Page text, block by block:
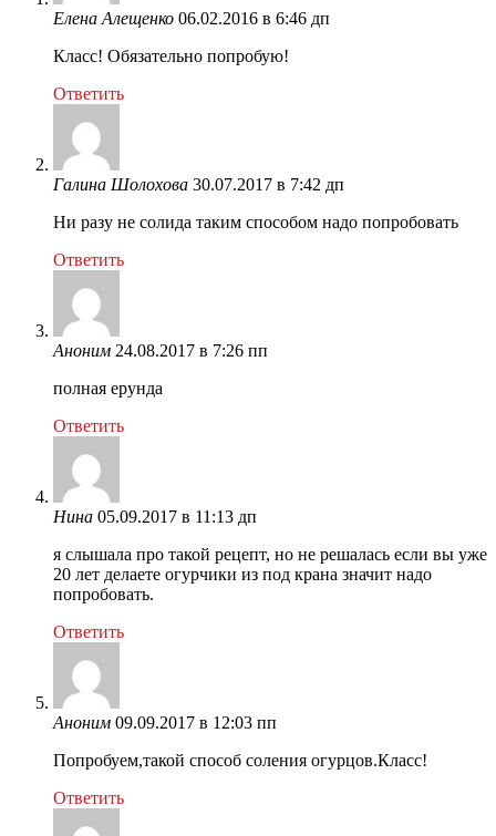
Елена Алещенко 06.02.2016 в 6:46 дп
Класс! Обязательно попробую!
Ответить
Галина Шолохова 30.07.2017 в 7:42 дп
Ни разу не солида таким способом надо попробовать
Ответить
Аноним 24.08.2017 в 7:26 пп
полная ерунда
Ответить
Нина 05.09.2017 в 11:13 дп
я слышала про такой рецепт, но не решалась если вы уже
20 лет делаете огурчики из под крана значит надо
попробовать.
Ответить
Аноним 09.09.2017 в 12:03 пп
Попробуем,такой способ соления огурцов.Класс!
Ответить